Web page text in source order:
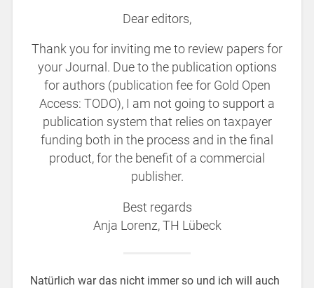
Dear editors,
Thank you for inviting me to review papers for
your Journal. Due to the publication options
for authors (publication fee for Gold Open
Access: TODO), I am not going to support a
publication system that relies on taxpayer
funding both in the process and in the final
product, for the benefit of a commercial
publisher.
Best regards
Anja Lorenz, TH Lübeck
Natürlich war das nicht immer so und ich will auch